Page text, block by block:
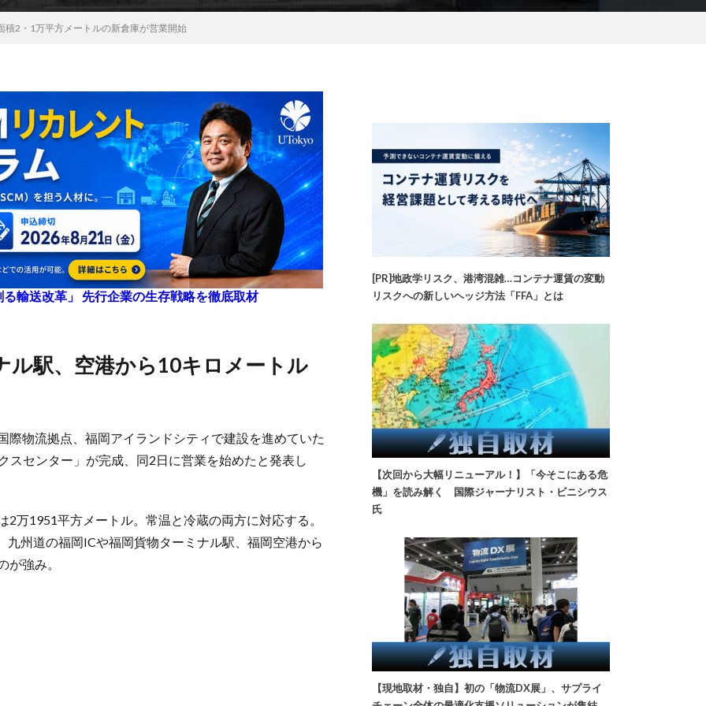
積2・1万平方メートルの新倉庫が営業開始
輸送改革」 先行企業の生存戦略を徹底取材
物流拠点、福岡アイランドシティで建設を進めていた
スセンター」が完成、同2日に営業を始めたと発表し
万1951平方メートル。常温と冷蔵の両方に対応する。
州道の福岡ICや福岡貨物ターミナル駅、福岡空港から
強み。
[PR]地政学リスク、港湾混雑…コンテナ運賃の変動
リスクへの新しいヘッジ方法「FFA」とは
【次回から大幅リニューアル！】「今そこにある危
機」を読み解く 国際ジャーナリスト・ビニシウス
氏
【現地取材・独自】初の「物流DX展」、サプライ